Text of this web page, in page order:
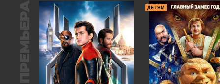
ПРЕМЬЕРА ДЕТЯМ